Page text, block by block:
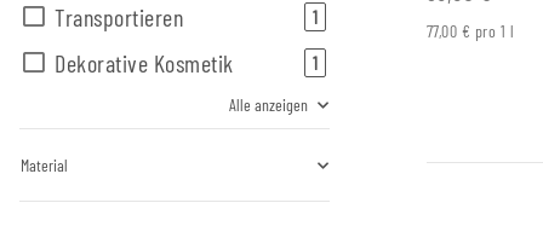
77,00 € pro 1 l
Transportieren 1Artikel gefunden
Dekorative Kosmetik 1Artikel gefunden
Alle anzeigen
Material